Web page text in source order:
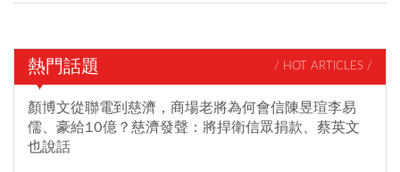
熱門話題 / HOT ARTICLES /
顏博文從聯電到慈濟，商場老將為何會信陳昱瑄李易
儒、豪給10億？慈濟發聲：將捍衛信眾捐款、蔡英文
也說話